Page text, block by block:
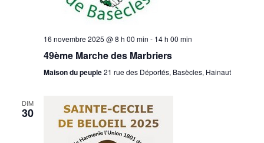
16 novembre 2025 @ 8 h 00 min - 14 h 00 min
49ème Marche des Marbriers
Maison du peuple21 rue des Déportés, Basècles, Hainaut
DIM
30